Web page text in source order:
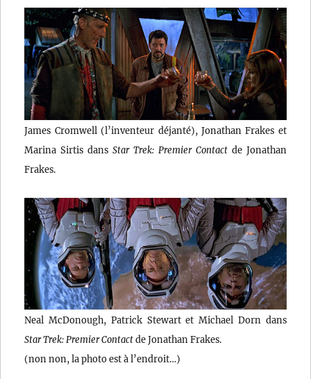
James Cromwell (l’inventeur déjanté), Jonathan Frakes et
Marina Sirtis dansStar Trek: Premier Contactde Jonathan
Frakes.
Neal McDonough, Patrick Stewart et Michael Dorn dans
Star Trek: Premier Contactde Jonathan Frakes.
(non non, la photo est à l’endroit…)